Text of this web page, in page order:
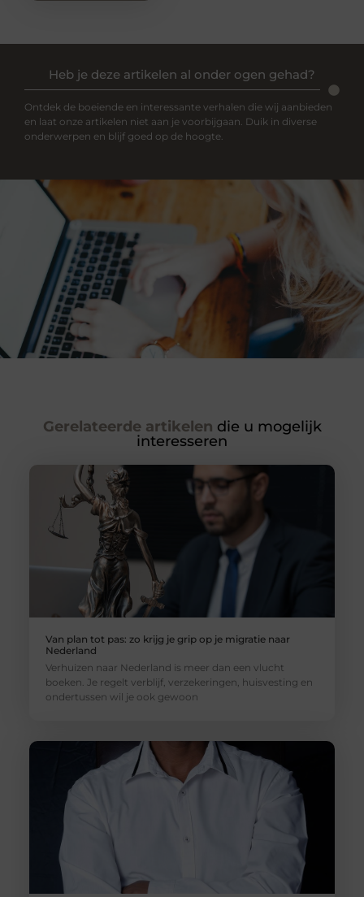
Heb je deze artikelen al onder ogen gehad?
Ontdek de boeiende en interessante verhalen die wij aanbieden
en laat onze artikelen niet aan je voorbijgaan. Duik in diverse
onderwerpen en blijf goed op de hoogte.
Gerelateerde artikelen die u mogelijk
interesseren
Van plan tot pas: zo krijg je grip op je migratie naar
Nederland
Verhuizen naar Nederland is meer dan een vlucht
boeken. Je regelt verblijf, verzekeringen, huisvesting en
ondertussen wil je ook gewoon